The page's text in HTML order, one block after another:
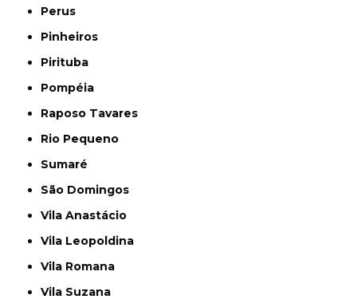
Perus
Pinheiros
Pirituba
Pompéia
Raposo Tavares
Rio Pequeno
Sumaré
São Domingos
Vila Anastácio
Vila Leopoldina
Vila Romana
Vila Suzana